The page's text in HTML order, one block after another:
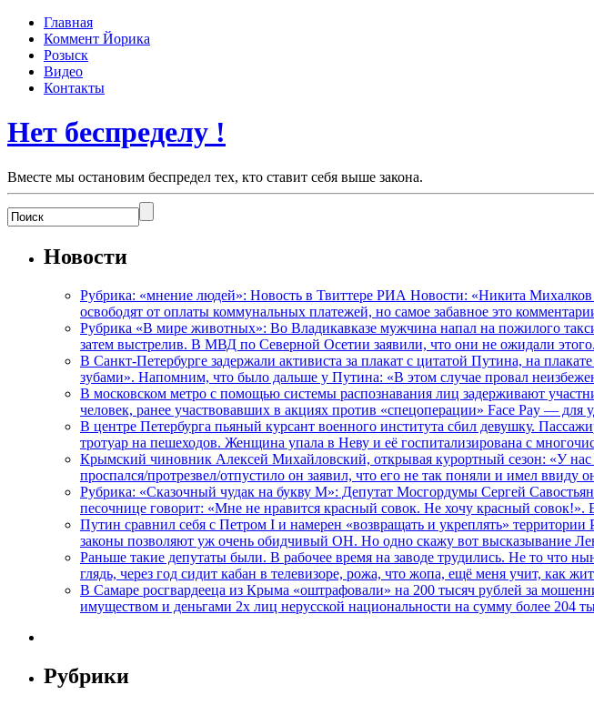
Главная
Коммент Йорика
Розыск
Видео
Контакты
Нет беспределу !
Вместе мы остановим беспредел тех, кто ставит себя выше закона.
Новости
Рубрика: «мнение людей»: Новость в Твиттере РИА Новости: «Никита
освободят от оплаты коммунальных платежей, но самое забавное это
Рубрика «В мире животных»: Во Владикавказе мужчина напал на пожилого
затем выстрелив. В МВД по Северной Осетии заявили, что они не ожидали
В Санкт-Петербурге задержали активиста за плакат с цитатой Путина, на
зубами». Напомним, что было дальше у Путина: «В этом случае провал
В московском метро с помощью системы распознавания лиц задерживают
человек, ранее участвовавших в акциях против «спецоперации» Face Pay —
В центре Петербурга пьяный курсант военного института сбил девушку.
тротуар на пешеходов. Женщина упала в Неву и её госпитализирована с
Крымский чиновник Алексей Михайловский, открывая курортный сезон: «У нас
проспался/протрезвел/отпустило он заявил, что его не так поняли и имел
Рубрика: «Сказочный чудак на букву М»: Депутат Мосгордумы Сергей
песочнице говорит: «Мне не нравится красный совок. Не хочу красный
Путин сравнил себя с Петром I и намерен «возвращать и укреплять»
законы позволяют уж очень обидчивый ОН. Но одно скажу вот высказывание
Раньше такие депутаты были. В рабочее время на заводе трудились. Не то что
глядь, через год сидит кабан в телевизоре, рожа, что жопа, ещё меня учит, как
В Самаре росгвардееца из Крыма «оштрафовали» на 200 тысяч рублей за
имуществом и деньгами 2х лиц нерусской национальности на сумму более 204
Рубрики